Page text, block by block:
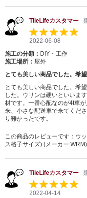
TileLifeカスタマー
2022-06-08
施工の分類： DIY・工作
施工場所： 屋外
とても美しい商品でした。希
とても美しい商品でした。希
した。ウリンは硬いといいま
材です。一番心配なのが4t車
来、小さな配送車で来てくだ
り難かったです。
この商品のレビューです： ウ
ス格子サイズ) (メーカー
TileLifeカスタマー
2022-04-14